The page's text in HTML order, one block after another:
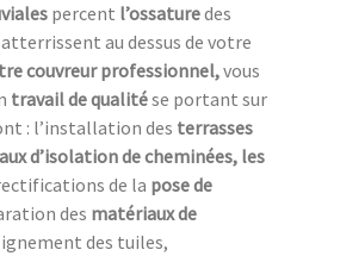
percent l’ossaturedes
au dessus de votre
couvreur professionnel,vous
travail de qualitése portant sur
: l’installation des terrasses
d’isolation de cheminées, les
de la pose de
des matériaux de
des tuiles,